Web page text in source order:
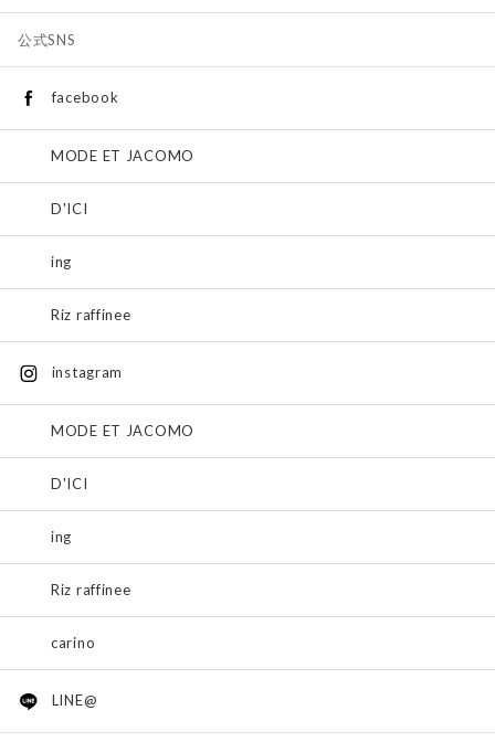
公式SNS
facebook
MODE ET JACOMO
D'ICI
ing
Riz raffinee
instagram
MODE ET JACOMO
D'ICI
ing
Riz raffinee
carino
LINE@